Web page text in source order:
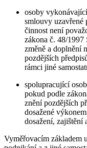
osoby
smlouvy uzavřené
činnost není
zákona č. 48/1997
změně a doplnění
pozdějších
rámci jiné
spolupracující
pokud podle
znění pozdějších
dosažené
dosažení, zajištění
Vyměřovacím základem